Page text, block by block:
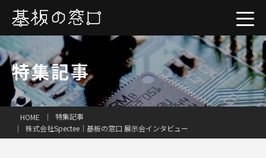
特集記事
HOME
特集記事
株式会社Spectee｜基板の窓口 展示会インタビュー